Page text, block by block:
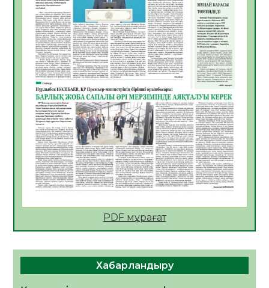
ҚҰРЫЛТАЙ САЙЛАУЫ – БІРЛІК ПЕН
ЖАУАПКЕРШІЛІККЕ БАСТАЙТЫН ҚАДАМ
05.08.2026
24
Мектептен – Ұлттық ұлан сапына
04.08.2026
34
Үкіметтік емес ұйымдарға арналған
сыйлықақы конкурсына өтінім қабылдау
басталды
04.08.2026
38
Үкіметте Президенттің отандық тауарды
қолдау жөніндегі тапсырмаларының
жүзеге асырылу барысы қаралуда
Жазғы лагерьде оқушылармен
профилактикалық кездесу өтті
04.08.2026
47 0
Құрылтай: Қызылордада 1344 комиссия
мүшесінің білімі жетілдіріледі
PDF мұрағат
Хабарландыру